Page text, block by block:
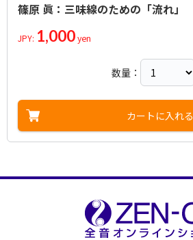
篠原 眞：三味線のための「流れ」
JPY: 1,000yen
数量：
カートに入れる